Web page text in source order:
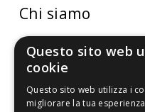
Chi siamo
Chi Siamo
Sostegno e
Servizio clienti
Questo sito web
cookie
Questo sito web utilizza i
migliorare la tua